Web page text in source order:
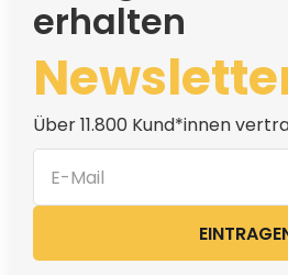
erhalten
Über 11.800 Kund*innen